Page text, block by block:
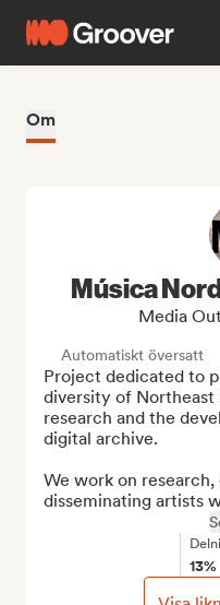
Om
Música
Media
Automatiskt översatt
Project dedicated to
diversity of Northeast
research and the
digital archive.
We work on
disseminating artists
13%